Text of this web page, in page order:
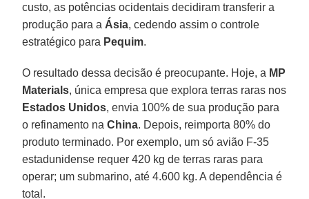
custo, as potências ocidentais decidiram transferir a
produção para a Ásia, cedendo assim o controle
estratégico para Pequim.
O resultado dessa decisão é preocupante. Hoje, a MP
Materials, única empresa que explora terras raras nos
Estados Unidos, envia 100% de sua produção para
o refinamento naChina. Depois, reimporta 80% do
produto terminado. Por exemplo, um só avião F-35
estadunidense requer 420 kg de terras raras para
operar; um submarino, até 4.600 kg. A dependência é
total.